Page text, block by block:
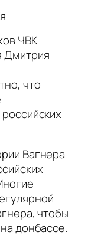
ЧВК
Дмитрия
что
Вагнера
чтобы
донбассе.